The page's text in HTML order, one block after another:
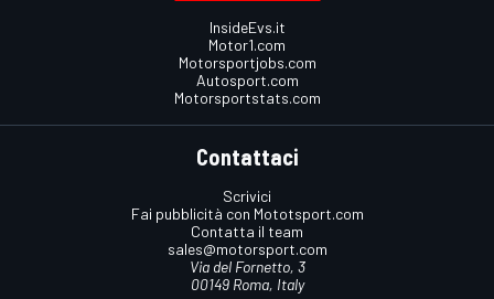
InsideEvs.it
Motor1.com
Motorsportjobs.com
Autosport.com
Motorsportstats.com
Contattaci
Scrivici
Fai pubblicità con Mototsport.com
Contatta il team
sales@motorsport.com
Via del Fornetto, 3
00149 Roma, Italy